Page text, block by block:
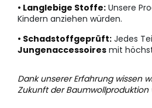
• Langlebige Stoffe: Unsere
Kindern anziehen würden.
• Schadstoffgeprüft: Jedes
Jungenaccessoires mit
Dank unserer Erfahrung wissen
Zukunft der Baumwollproduktion